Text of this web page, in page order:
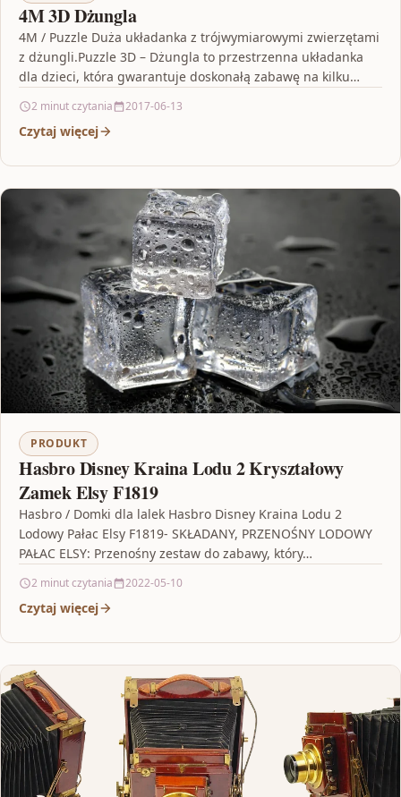
4M 3D Dżungla
4M / Puzzle Duża układanka z trójwymiarowymi zwierzętami
z dżungli.Puzzle 3D – Dżungla to przestrzenna układanka
dla dzieci, która gwarantuje doskonałą zabawę na kilku…
2 minut czytania 2017-06-13
Czytaj więcej
PRODUKT
Hasbro Disney Kraina Lodu 2 Kryształowy
Zamek Elsy F1819
Hasbro / Domki dla lalek Hasbro Disney Kraina Lodu 2
Lodowy Pałac Elsy F1819- SKŁADANY, PRZENOŚNY LODOWY
PAŁAC ELSY: Przenośny zestaw do zabawy, który…
2 minut czytania 2022-05-10
Czytaj więcej